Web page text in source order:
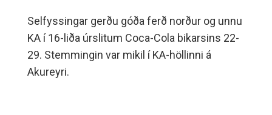
Selfyssingar gerðu góða ferð norður og unnu
KA í 16-liða úrslitum Coca-Cola bikarsins 22-
29. Stemmingin var mikil í KA-höllinni á
Akureyri.